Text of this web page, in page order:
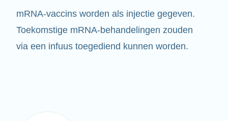
mRNA-vaccins worden als injectie gegeven.
Toekomstige mRNA-behandelingen zouden
via een infuus toegediend kunnen worden.